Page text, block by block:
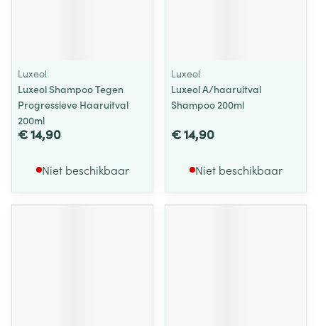
Luxeol
Luxeol Shampoo Tegen
Progressieve Haaruitval
200ml
€ 14,90
Niet beschikbaar
Luxeol
Luxeol A/haaruitval
Shampoo 200ml
€ 14,90
Niet beschikbaar